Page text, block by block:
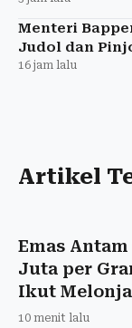
Menteri
Judol dan
16 jam lalu
Artikel
Emas Antam
Juta per
Ikut
10 menit lalu